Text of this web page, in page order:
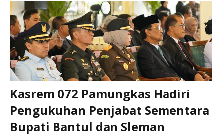
Kasrem 072 Pamungkas Hadiri
Pengukuhan Penjabat Sementara
Bupati Bantul dan Sleman